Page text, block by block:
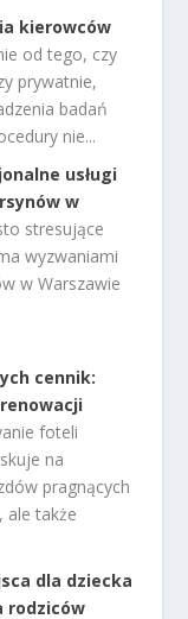
kierowców
od tego, czy
prywatnie,
badań
nie...
usługi
w
stresujące
wyzwaniami
w Warszawie
cennik:
foteli
na
pragnących
ale także
dla dziecka
rodziców